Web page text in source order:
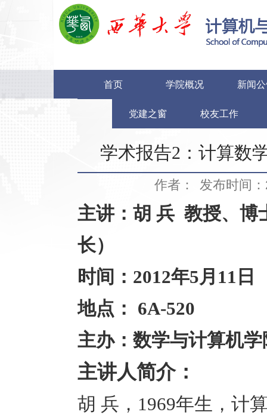
首页 学院概况 新闻
党建之窗 校友工作
学术报告2：计算数
作者： 发布时间
主讲：胡 兵 教授、博
长）
时间：2012年5月11
地点： 6A-520
主办：数学与计算机学
主讲人简介：
胡 兵， 1969年生，计